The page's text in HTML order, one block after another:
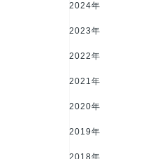
2024年
2023年
2022年
2021年
2020年
2019年
2018年